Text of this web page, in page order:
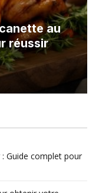
au
réussir
Guide complet pour